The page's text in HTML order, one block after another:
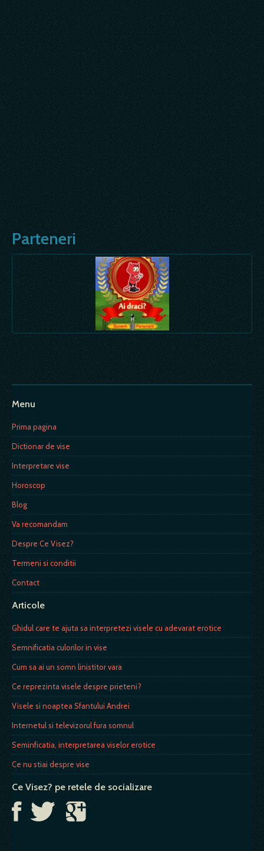
Parteneri
Menu
Prima pagina
Dictionar de vise
Interpretare vise
Horoscop
Blog
Va recomandam
Despre Ce Visez?
Termeni si conditii
Contact
Articole
Ghidul care te ajuta sa interpretezi visele cu adevarat erotice
Semnificatia culorilor in vise
Cum sa ai un somn linistitor vara
Ce reprezinta visele despre prieteni?
Visele si noaptea Sfantului Andrei
Internetul si televizorul fura somnul
Seminficatia, interpretarea viselor erotice
Ce nu stiai despre vise
Ce Visez? pe retele de socializare